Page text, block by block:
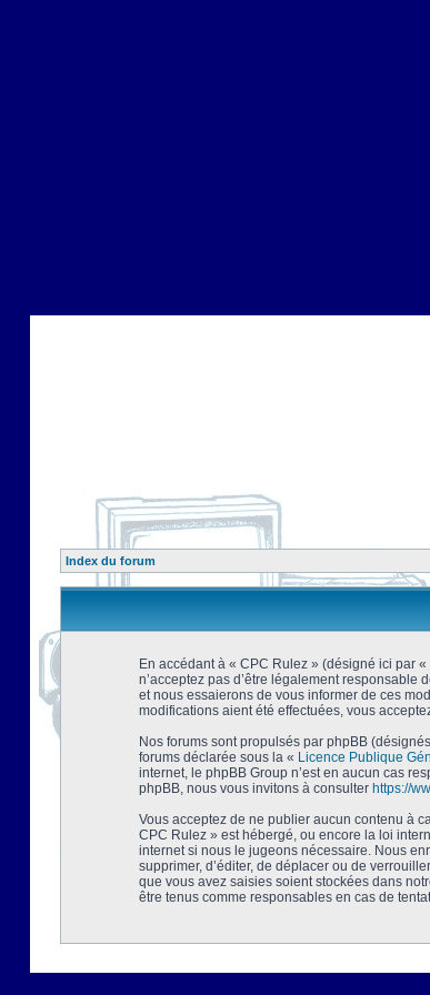
Index du forum
En accédant à « CPC Rulez » (désigné ici par
n’acceptez pas d’être légalement
et nous essaierons de vous informer de ces
modifications aient été effectuées, vous
Nos forums sont propulsés par phpBB
forums déclarée sous la « Licence Publique
internet, le phpBB Group n’est en aucun cas
phpBB, nous vous invitons à consulter https://
Vous acceptez de ne publier aucun contenu à
CPC Rulez » est hébergé, ou encore la loi
internet si nous le jugeons nécessaire. Nous
supprimer, d’éditer, de déplacer ou de
que vous avez saisies soient stockées dans
être tenus comme responsables en cas de